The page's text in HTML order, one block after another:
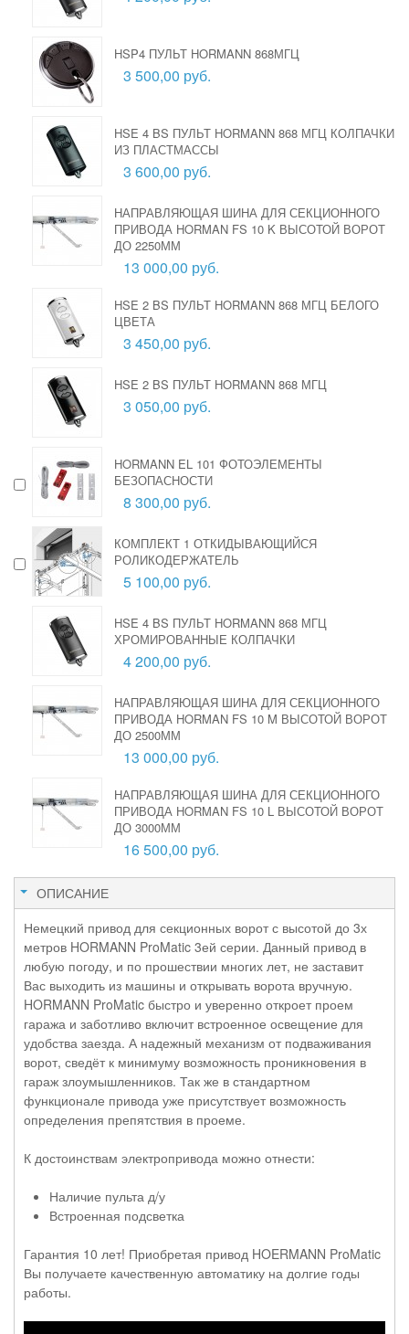
HSP4 ПУЛЬТ HORMANN 868МГЦ
3 500,00 руб.
HSE 4 BS ПУЛЬТ HORMANN 868 МГЦ КОЛПАЧКИ
ИЗ ПЛАСТМАССЫ
3 600,00 руб.
НАПРАВЛЯЮЩАЯ ШИНА ДЛЯ СЕКЦИОННОГО
ПРИВОДА HORMAN FS 10 K ВЫСОТОЙ ВОРОТ
ДО 2250ММ
13 000,00 руб.
HSE 2 BS ПУЛЬТ HORMANN 868 МГЦ БЕЛОГО
ЦВЕТА
3 450,00 руб.
HSE 2 BS ПУЛЬТ HORMANN 868 МГЦ
3 050,00 руб.
HORMANN EL 101 ФОТОЭЛЕМЕНТЫ
БЕЗОПАСНОСТИ
8 300,00 руб.
КОМПЛЕКТ 1 ОТКИДЫВАЮЩИЙСЯ
РОЛИКОДЕРЖАТЕЛЬ
5 100,00 руб.
HSE 4 BS ПУЛЬТ HORMANN 868 МГЦ
ХРОМИРОВАННЫЕ КОЛПАЧКИ
4 200,00 руб.
НАПРАВЛЯЮЩАЯ ШИНА ДЛЯ СЕКЦИОННОГО
ПРИВОДА HORMAN FS 10 M ВЫСОТОЙ ВОРОТ
ДО 2500ММ
13 000,00 руб.
НАПРАВЛЯЮЩАЯ ШИНА ДЛЯ СЕКЦИОННОГО
ПРИВОДА HORMAN FS 10 L ВЫСОТОЙ ВОРОТ
ДО 3000ММ
16 500,00 руб.
ОПИСАНИЕ
Немецкий привод для секционных ворот с высотой до 3х
метров HORMANN ProMatic 3ей серии. Данный привод в
любую погоду, и по прошествии многих лет, не заставит
Вас выходить из машины и открывать ворота вручную.
HORMANN ProMatic быстро и уверенно откроет проем
гаража и заботливо включит встроенное освещение для
удобства заезда. А надежный механизм от подваживания
ворот, сведёт к минимуму возможность проникновения в
гараж злоумышленников. Так же в стандартном
функционале привода уже присутствует возможность
определения препятствия в проеме.
К достоинствам электропривода можно отнести:
Наличие пульта д/у
Встроенная подсветка
Гарантия 10 лет! Приобретая привод HOERMANN ProMatic
Вы получаете качественную автоматику на долгие годы
работы.